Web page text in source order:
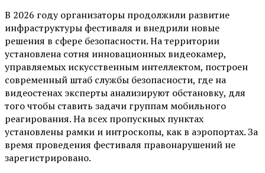
В 2026 году организаторы продолжили развитие
инфраструктуры фестиваля и внедрили новые
решения в сфере безопасности. На территории
установлена сотня инновационных видеокамер,
управляемых искусственным интеллектом, построен
современный штаб службы безопасности, где на
видеостенах эксперты анализируют обстановку, для
того чтобы ставить задачи группам мобильного
реагирования. На всех пропускных пунктах
установлены рамки и интроскопы, как в аэропортах. За
время проведения фестиваля правонарушений не
зарегистрировано.